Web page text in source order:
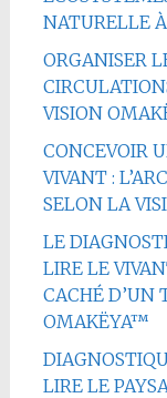
NATURELLE
ORGANISER
VISION
CONCEVOIR
VIVANT :
SELON LA
LE
LIRE LE
CACHÉ D’UN
OMAKËYA™
LIRE LE